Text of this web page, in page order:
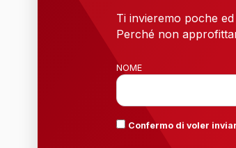
Ti invieremo poche
Perché non
NOME
Confermo di voler